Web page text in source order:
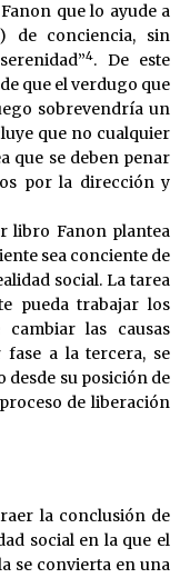
que lo ayude a
de conciencia, sin
4. De este
que el verdugo que
sobrevendría un
que no cualquier
que se deben penar
por la dirección y
libro Fanon plantea
sea conciente de
social. La tarea
pueda trabajar los
las causas
fase a la tercera, se
desde su posición de
de liberación
la conclusión de
social en la que el
se convierta en una